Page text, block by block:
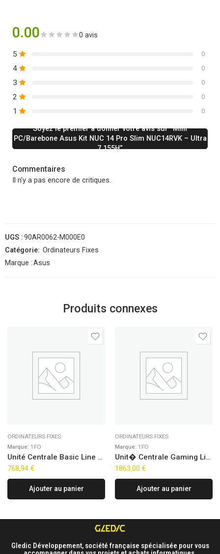
0.00 0 avis
5 0
4 0
3 0
2 0
1 0
Soyez le premier à donner votre avis sur “Mini
PC/Barebone Asus Kit NUC 14 Pro Slim NUC14RVK – Ultra
7 155H”
Commentaires
Il n'y a pas encore de critiques.
UGS :90AR0062-M000E0
Catégorie: Ordinateurs Fixes
Marque :Asus
Produits connexes
ORDINATEURS FIXES
Marque: 1FO
Unité Centrale Basic Line – Work 5N v3.0 (FreeDOS)
768,94 €
Ajouter au panier
ORDINATEURS FIXES
Marque: 1FO
Unit� Centrale Gaming Line – Altair Edge (FreeDOS)
1863,00 €
Ajouter au panier
Gledic Développement, société française spécialisée pour vous